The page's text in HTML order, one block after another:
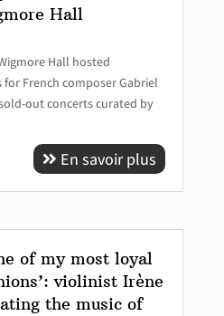
Hall
Hall hosted
French composer Gabriel
out concerts curated by
En savoir plus
of my most loyal
violinist Irène
the music of